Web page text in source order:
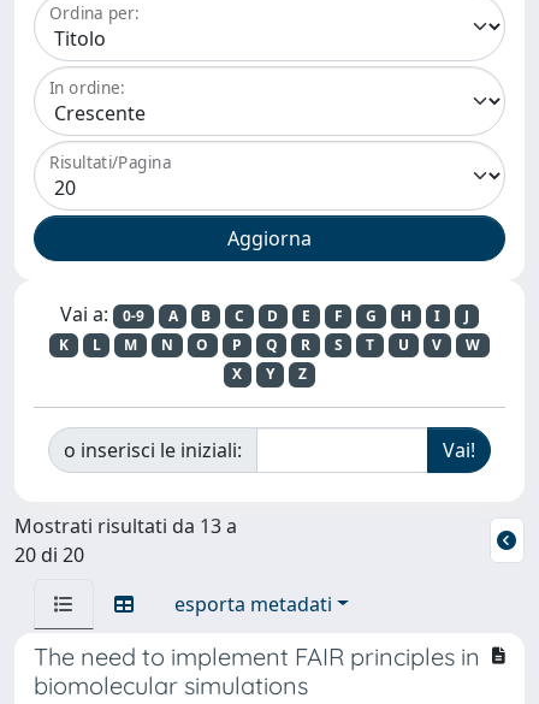
Ordina per:
In ordine:
Risultati/Pagina
Vai a: 0-9 A B C D E F G H I
J
K
L M N O P Q R S T U V
W
X
Y Z
o inserisci le iniziali:
Mostrati risultati da 13 a
20 di 20
esporta metadati
The need to implement FAIR principles in
biomolecular simulations